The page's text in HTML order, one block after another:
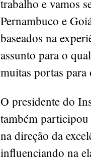
trabalho e vamos
Pernambuco e
baseados na
assunto para o
muitas portas
O presidente do
também
na direção da
influenciando na